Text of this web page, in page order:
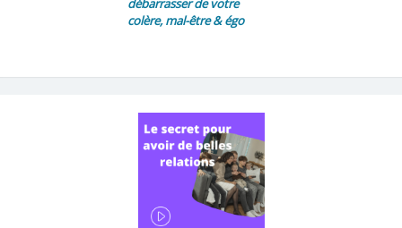
débarrasser de votre
colère, mal-être & égo